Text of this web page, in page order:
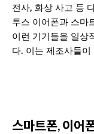
전사, 화상 사고 등
투스 이어폰과 스마
이런 기기들을 일상
다. 이는 제조사들
스마트폰, 이어